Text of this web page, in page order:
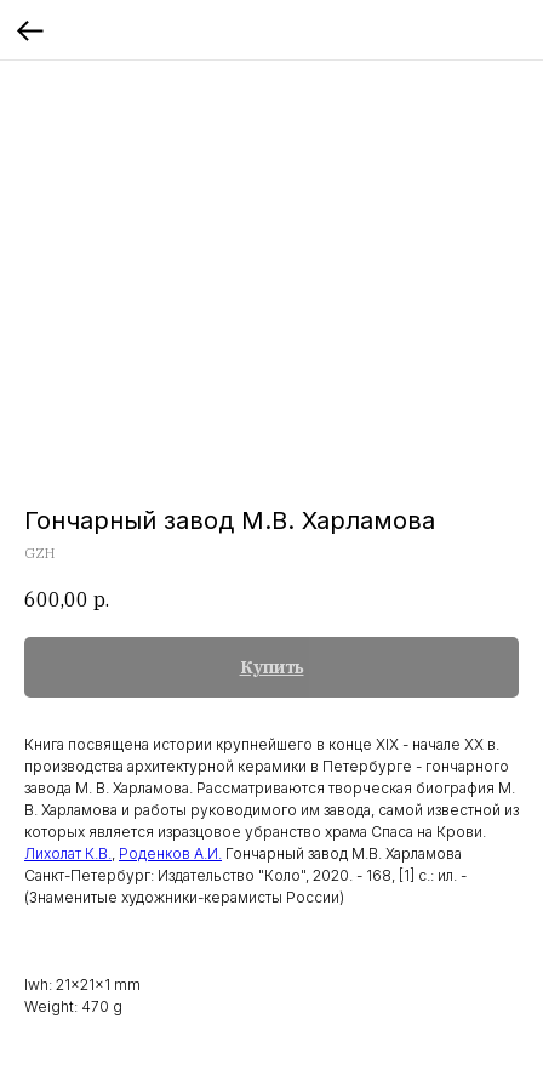
Гончарный завод М.В. Харламова
GZH
600,00 р.
Купить
Книга посвящена истории крупнейшего в конце XIX - начале XX в.
производства архитектурной керамики в Петербурге - гончарного
завода М. В. Харламова. Рассматриваются творческая биография М.
В. Харламова и работы руководимого им завода, самой известной из
которых является изразцовое убранство храма Спаса на Крови.
Лихолат К.В., Роденков А.И. Гончарный завод М.В. Харламова
Санкт-Петербург: Издательство "Коло", 2020. - 168, [1] с.: ил. -
(Знаменитые художники-керамисты России)
lwh: 21x21x1 mm
Weight: 470 g